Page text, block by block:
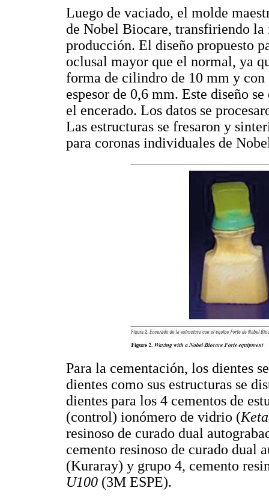
Luego de vaciado, el molde
de Nobel Biocare, transfiriendo
producción. El diseño propuesto
oclusal mayor que el normal, ya
forma de cilindro de 10 mm y con
espesor de 0,6 mm. Este diseño
el encerado. Los datos se
Las estructuras se fresaron y
para coronas individuales de
Para la cementación, los dientes
dientes como sus estructuras se
dientes para los 4 cementos de
(control) ionómero de vidrio (
resinoso de curado dual
cemento resinoso de curado dual
(Kuraray) y grupo 4, cemento
U100 (3M ESPE).